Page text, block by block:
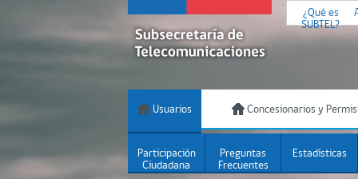
¿Qué es
SUBTEL?
Usuarios Concesionarios y
Participación
Ciudadana
Preguntas
Frecuentes
Estadísticas